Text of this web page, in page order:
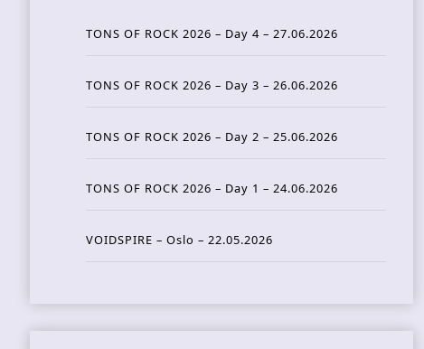
TONS OF ROCK 2026 – Day 4 – 27.06.2026
TONS OF ROCK 2026 – Day 3 – 26.06.2026
TONS OF ROCK 2026 – Day 2 – 25.06.2026
TONS OF ROCK 2026 – Day 1 – 24.06.2026
VOIDSPIRE – Oslo – 22.05.2026